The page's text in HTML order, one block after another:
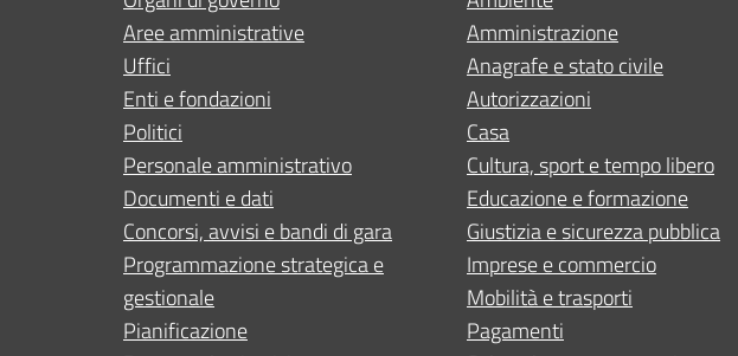
Aree amministrative
Uffici
Enti e fondazioni
Politici
Personale amministrativo
Documenti e dati
Concorsi, avvisi e bandi di gara
Programmazione strategica e
gestionale
Pianificazione
Amministrazione
Anagrafe e stato civile
Autorizzazioni
Casa
Cultura, sport e tempo libero
Educazione e formazione
Giustizia e sicurezza pubblica
Imprese e commercio
Mobilità e trasporti
Pagamenti